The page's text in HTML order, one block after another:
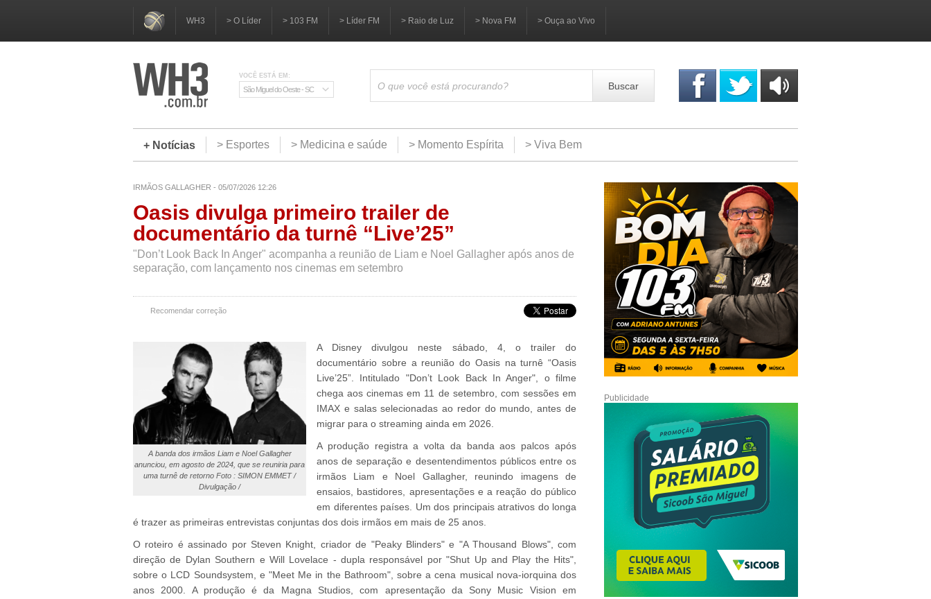
WH3 > O Líder > 103 FM > Líder FM > Raio de Luz > Nova FM > Ouça ao Vivo
VOCÊ ESTÁ EM:
São Miguel do Oeste - SC Buscar
+ Notícias
> Esportes > Medicina e saúde > Momento Espírita > Viva Bem
IRMÃOS GALLAGHER - 05/07/2026 12:26
Oasis divulga primeiro trailer de
documentário da turnê “Live’25”
"Don’t Look Back In Anger" acompanha a reunião de Liam e Noel Gallagher após anos de
separação, com lançamento nos cinemas em setembro
Recomendar correção
A banda dos irmãos Liam e Noel Gallagher
anunciou, em agosto de 2024, que se reuniria para
uma turnê de retorno Foto : SIMON EMMET /
Divulgação /
A Disney divulgou neste sábado, 4, o trailer do
documentário sobre a reunião do Oasis na turnê “Oasis
Live’25”. Intitulado "Don’t Look Back In Anger", o filme
chega aos cinemas em 11 de setembro, com sessões em
IMAX e salas selecionadas ao redor do mundo, antes de
migrar para o streaming ainda em 2026.
A produção registra a volta da banda aos palcos após
anos de separação e desentendimentos públicos entre os
irmãos Liam e Noel Gallagher, reunindo imagens de
ensaios, bastidores, apresentações e a reação do público
em diferentes países. Um dos principais atrativos do longa
é trazer as primeiras entrevistas conjuntas dos dois irmãos em mais de 25 anos.
O roteiro é assinado por Steven Knight, criador de "Peaky Blinders" e "A Thousand Blows", com
direção de Dylan Southern e Will Lovelace - dupla responsável por "Shut Up and Play the Hits",
sobre o LCD Soundsystem, e "Meet Me in the Bathroom", sobre a cena musical nova-iorquina dos
anos 2000. A produção é da Magna Studios, com apresentação da Sony Music Vision em
Publicidade